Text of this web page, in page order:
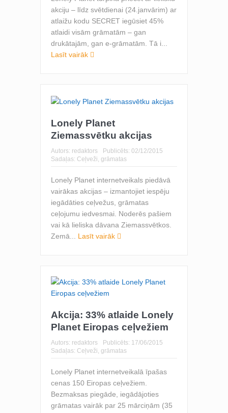
akciju – līdz svētdienai (24.janvārim) ar
atlaižu kodu SECRET iegūsiet 45%
atlaidi visām grāmatām – gan
drukātajām, gan e-grāmatām. Tā i...
Lasīt vairāk
Lonely Planet
Ziemassvētku akcijas
Autors: redaktors Publicēts: 02/12/2015
Sadaļas: Ceļveži, grāmatas
Lonely Planet internetveikals piedāvā
vairākas akcijas – izmantojiet iespēju
iegādāties ceļvežus, grāmatas
ceļojumu iedvesmai. Noderēs pašiem
vai kā lieliska dāvana Ziemassvētkos.
Zemā... Lasīt vairāk
Akcija: 33% atlaide Lonely
Planet Eiropas ceļvežiem
Autors: redaktors Publicēts: 17/06/2015
Sadaļas: Ceļveži, grāmatas
Lonely Planet internetveikalā īpašas
cenas 150 Eiropas ceļvežiem.
Bezmaksas piegāde, iegādājoties
grāmatas vairāk par 25 mārciņām (35